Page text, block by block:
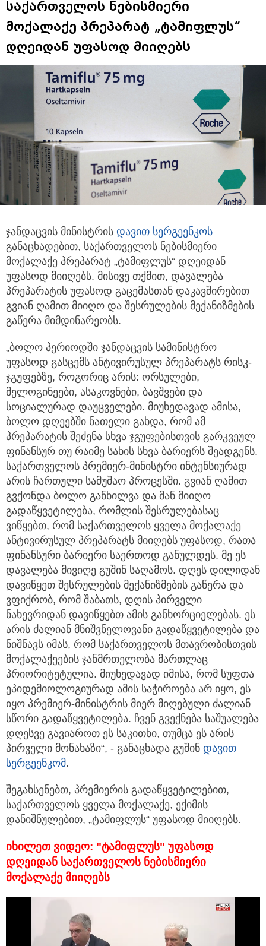
საქართველოს ნებისმიერი
მოქალაქე პრეპარატ „ტამიფლუს“
დღეიდან უფასოდ მიიღებს
ჯანდაცვის მინისტრის დავით სერგეენკოს
განაცხადებით, საქართველოს ნებისმიერი
მოქალაქე პრეპარატ „ტამიფლუს“ დღეიდან
უფასოდ მიიღებს. მისივე თქმით, დავალება
პრეპარატის უფასოდ გაცემასთან დაკავშირებით
გვიან ღამით მიიღო და შესრულების მექანიზმების
გაწერა მიმდინარეობს.
„ბოლო პერიოდში ჯანდაცვის სამინისტრო
უფასოდ გასცემს ანტივირუსულ პრეპარატს რისკ-
ჯგუფებზე, როგორიც არის: ორსულები,
მელოგინეები, ასაკოვნები, ბავშვები და
სოციალურად დაუცველები. მიუხედავად ამისა,
ბოლო დღეებში ნათელი გახდა, რომ ამ
პრეპარატის შეძენა სხვა ჯგუფებისთვის გარკვეულ
ფინანსურ თუ რაიმე სახის სხვა ბარიერს შეადგენს.
საქართველოს პრემიერ-მინისტრი ინტენსიურად
არის ჩართული სამუშაო პროცესში. გვიან ღამით
გვქონდა ბოლო განხილვა და მან მიიღო
გადაწყვეტილება, რომლის შესრულებასაც
ვიწყებთ, რომ საქართველოს ყველა მოქალაქე
ანტივირუსულ პრეპარატს მიიღებს უფასოდ, რათა
ფინანსური ბარიერი საერთოდ განულდეს. მე ეს
დავალება მივიღე გუშინ საღამოს. დღეს დილიდან
დავიწყეთ შესრულების მექანიზმების გაწერა და
ვფიქრობ, რომ შაბათს, დღის პირველი
ნახევრიდან დავიწყებთ ამის განხორციელებას. ეს
არის ძალიან მნიშვნელოვანი გადაწყვეტილება და
ნიშნავს იმას, რომ საქართველოს მთავრობისთვის
მოქალაქეების ჯანმრთელობა მართლაც
პრიორიტეტულია. მიუხედავად იმისა, რომ სუფთა
ეპიდემიოლოგიურად ამის საჭიროება არ იყო, ეს
იყო პრემიერ-მინისტრის მიერ მიღებული ძალიან
სწორი გადაწყვეტილება. ჩვენ გვექნება საშუალება
დღესვე გავიაროთ ეს საკითხი, თუმცა ეს არის
პირველი მონახაზი“, - განაცხადა გუშინ დავით
სერგეენკომ.
შეგახსენებთ, პრემიერის გადაწყვეტილებით,
საქართველოს ყველა მოქალაქე, ექიმის
დანიშნულებით, „ტამიფლუს“ უფასოდ მიიღებს.
იხილეთ ვიდეო: "ტამიფლუს" უფასოდ
დღეიდან საქართველოს ნებისმიერი
მოქალაქე მიიღებს